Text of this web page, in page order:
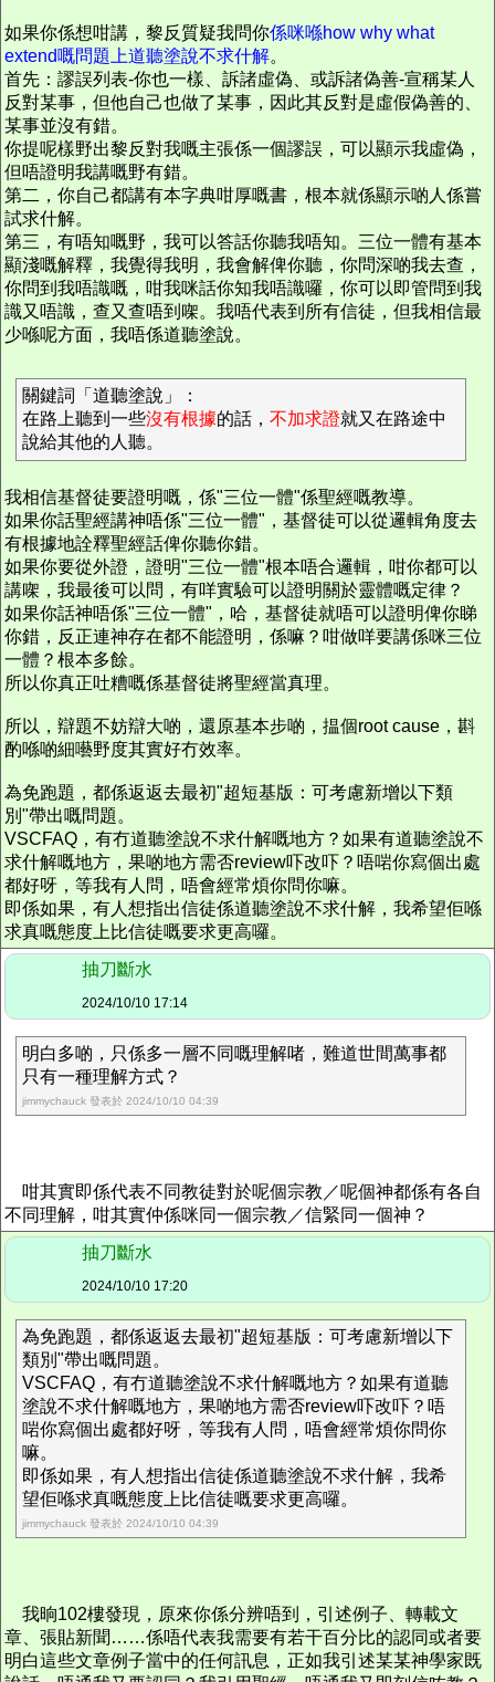
如果你係想咁講，黎反質疑我問你係咪喺how why what
extend嘅問題上道聽塗說不求什解。
首先：謬誤列表-你也一樣、訴諸虛偽、或訴諸偽善-宣稱某人
反對某事，但他自己也做了某事，因此其反對是虛假偽善的、
某事並沒有錯。
你提呢樣野出黎反對我嘅主張係一個謬誤，可以顯示我虛偽，
但唔證明我講嘅野有錯。
第二，你自己都講有本字典咁厚嘅書，根本就係顯示啲人係嘗
試求什解。
第三，有唔知嘅野，我可以答話你聽我唔知。三位一體有基本
顯淺嘅解釋，我覺得我明，我會解俾你聽，你問深啲我去查，
你問到我唔識嘅，咁我咪話你知我唔識囉，你可以即管問到我
識又唔識，查又查唔到㗎。我唔代表到所有信徒，但我相信最
少喺呢方面，我唔係道聽塗說。
關鍵詞「道聽塗說」：
在路上聽到一些沒有根據的話， 不加求證就又在路途中
說給其他的人聽。
我相信基督徒要證明嘅，係"三位一體"係聖經嘅教導。
如果你話聖經講神唔係"三位一體"，基督徒可以從邏輯角度去
有根據地詮釋聖經話俾你聽你錯。
如果你要從外證，證明"三位一體"根本唔合邏輯，咁你都可以
講㗎，我最後可以問，有咩實驗可以證明關於靈體嘅定律？
如果你話神唔係"三位一體"，哈，基督徒就唔可以證明俾你睇
你錯，反正連神存在都不能證明，係嘛？咁做咩要講係咪三位
一體？根本多餘。
所以你真正吐糟嘅係基督徒將聖經當真理。
所以，辯題不妨辯大啲，還原基本步啲，揾個root cause，斟
酌喺啲細囈野度其實好冇效率。
為免跑題，都係返返去最初"超短基版：可考慮新增以下類
別"帶出嘅問題。
VSCFAQ，有冇道聽塗說不求什解嘅地方？如果有道聽塗說不
求什解嘅地方，果啲地方需否review吓改吓？唔啱你寫個出處
都好呀，等我有人問，唔會經常煩你問你嘛。
即係如果，有人想指出信徒係道聽塗說不求什解，我希望佢喺
求真嘅態度上比信徒嘅要求更高囉。
抽刀斷水
2024/10/10 17:14
明白多啲，只係多一層不同嘅理解啫，難道世間萬事都
只有一種理解方式？
jimmychauck 發表於 2024/10/10 04:39
咁其實即係代表不同教徒對於呢個宗教／呢個神都係有各自
不同理解，咁其實仲係咪同一個宗教／信緊同一個神？
抽刀斷水
2024/10/10 17:20
為免跑題，都係返返去最初"超短基版：可考慮新增以下
類別"帶出嘅問題。
VSCFAQ，有冇道聽塗說不求什解嘅地方？如果有道聽
塗說不求什解嘅地方，果啲地方需否review吓改吓？唔
啱你寫個出處都好呀，等我有人問，唔會經常煩你問你
嘛。
即係如果，有人想指出信徒係道聽塗說不求什解，我希
望佢喺求真嘅態度上比信徒嘅要求更高囉。
jimmychauck 發表於 2024/10/10 04:39
我晌102樓發現，原來你係分辨唔到，引述例子、轉載文
章、張貼新聞……係唔代表我需要有若干百分比的認同或者要
明白這些文章例子當中的任何訊息，正如我引述某某神學家既